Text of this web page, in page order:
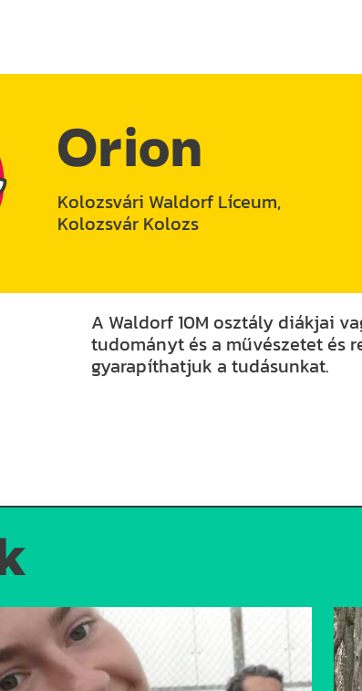
Orion
Kolozsvári Waldorf Líceum,
Kolozsvár Kolozs
A Waldorf 10M osztály diákjai
tudományt és a művészetet és
gyarapíthatjuk a tudásunkat.